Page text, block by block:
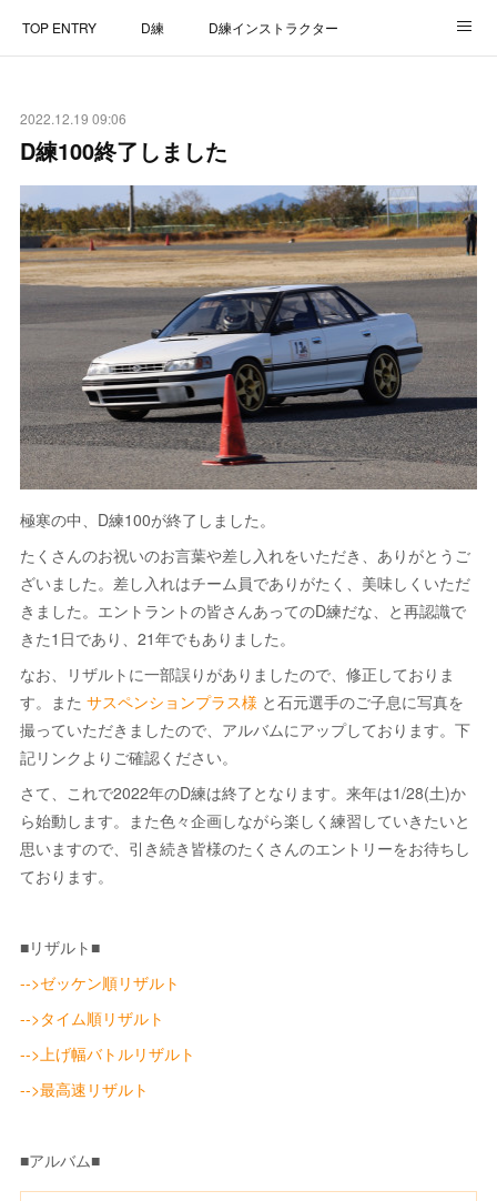
TOP ENTRY D練 D練インストラクター
CONTACT
2022.12.19 09:06
D練100終了しました
極寒の中、D練100が終了しました。
たくさんのお祝いのお言葉や差し入れをいただき、ありがとうご
ざいました。差し入れはチーム員でありがたく、美味しくいただ
きました。エントラントの皆さんあってのD練だな、と再認識で
きた1日であり、21年でもありました。
なお、リザルトに一部誤りがありましたので、修正しておりま
す。またサスペンションプラス様 と石元選手のご子息に写真を
撮っていただきましたので、アルバムにアップしております。下
記リンクよりご確認ください。
さて、これで2022年のD練は終了となります。来年は1/28(土)か
ら始動します。また色々企画しながら楽しく練習していきたいと
思いますので、引き続き皆様のたくさんのエントリーをお待ちし
ております。
■リザルト■
-->ゼッケン順リザルト
-->タイム順リザルト
-->上げ幅バトルリザルト
-->最高速リザルト
■アルバム■